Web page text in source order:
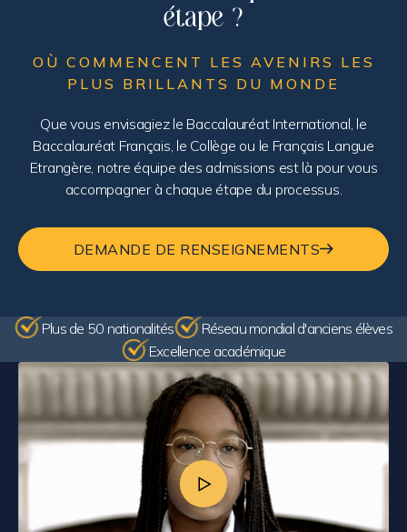
étape ?
OÙ COMMENCENT LES AVENIRS LES
PLUS BRILLANTS DU MONDE
Que vous envisagiez le Baccalauréat International, le
Baccalauréat Français, le Collège ou le Français Langue
Etrangère, notre équipe des admissions est là pour vous
accompagner à chaque étape du processus.
DEMANDE DE RENSEIGNEMENTS
Plus de 50 nationalités
Réseau mondial d'anciens élèves
Excellence académique